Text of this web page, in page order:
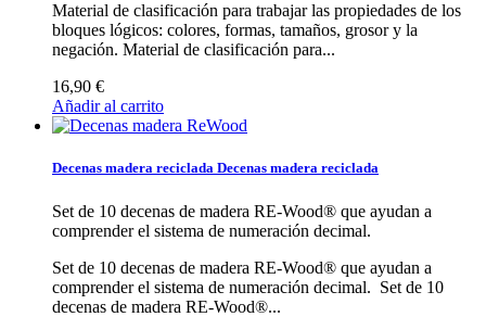
Material de clasificación para trabajar las propiedades de los
bloques lógicos: colores, formas, tamaños, grosor y la
negación. Material de clasificación para...
16,90 €
Añadir al carrito
Decenas madera reciclada Decenas madera reciclada
Set de 10 decenas de madera RE-Wood® que ayudan a
comprender el sistema de numeración decimal.
Set de 10 decenas de madera RE-Wood® que ayudan a
comprender el sistema de numeración decimal. Set de 10
decenas de madera RE-Wood®...